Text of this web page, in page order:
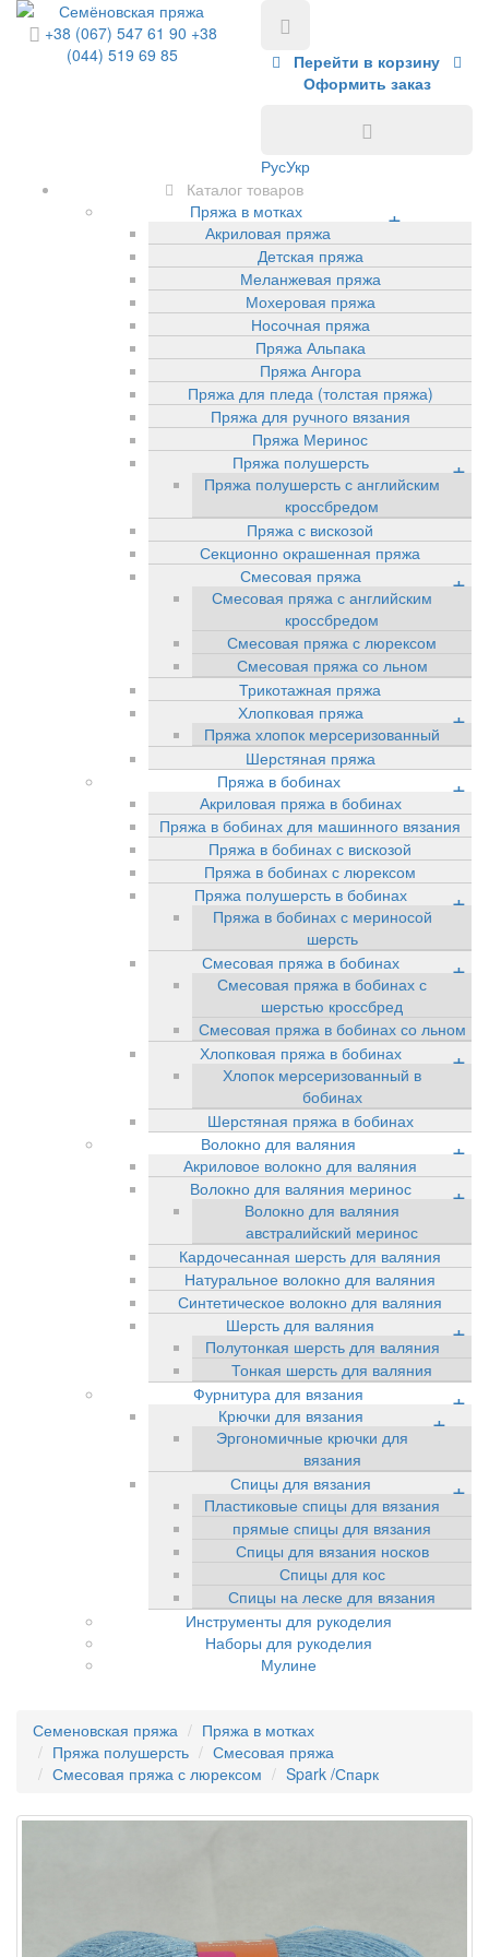
+38 (067) 547 61 90 +38
(044) 519 69 85
Перейти в корзину
Оформить заказ
РусУкр
Каталог товаров
Пряжа в мотках
+
Акриловая пряжа
Детская пряжа
Меланжевая пряжа
Мохеровая пряжа
Носочная пряжа
Пряжа Альпака
Пряжа Ангора
Пряжа для пледа (толстая пряжа)
Пряжа для ручного вязания
Пряжа Меринос
Пряжа полушерсть
+
Пряжа полушерсть с английским
кроссбредом
Пряжа с вискозой
Секционно окрашенная пряжа
Смесовая пряжа
+
Смесовая пряжа с английским
кроссбредом
Смесовая пряжа с люрексом
Смесовая пряжа со льном
Трикотажная пряжа
Хлопковая пряжа
+
Пряжа хлопок мерсеризованный
Шерстяная пряжа
Пряжа в бобинах
+
Акриловая пряжа в бобинах
Пряжа в бобинах для машинного вязания
Пряжа в бобинах с вискозой
Пряжа в бобинах с люрексом
Пряжа полушерсть в бобинах
+
Пряжа в бобинах с мериносой
шерсть
Смесовая пряжа в бобинах
+
Смесовая пряжа в бобинах с
шерстью кроссбред
Смесовая пряжа в бобинах со льном
Хлопковая пряжа в бобинах
+
Хлопок мерсеризованный в
бобинах
Шерстяная пряжа в бобинах
Волокно для валяния
+
Акриловое волокно для валяния
Волокно для валяния меринос
+
Волокно для валяния
австралийский меринос
Кардочесанная шерсть для валяния
Натуральное волокно для валяния
Синтетическое волокно для валяния
Шерсть для валяния
+
Полутонкая шерсть для валяния
Тонкая шерсть для валяния
Фурнитура для вязания
+
Крючки для вязания +
Эргономичные крючки для
вязания
Спицы для вязания
+
Пластиковые спицы для вязания
прямые спицы для вязания
Спицы для вязания носков
Спицы для кос
Спицы на леске для вязания
Инструменты для рукоделия
Наборы для рукоделия
Мулине
Семеновская пряжа
Пряжа в мотках
Пряжа полушерсть
Смесовая пряжа
Смесовая пряжа с люрексом
Spark /Спарк